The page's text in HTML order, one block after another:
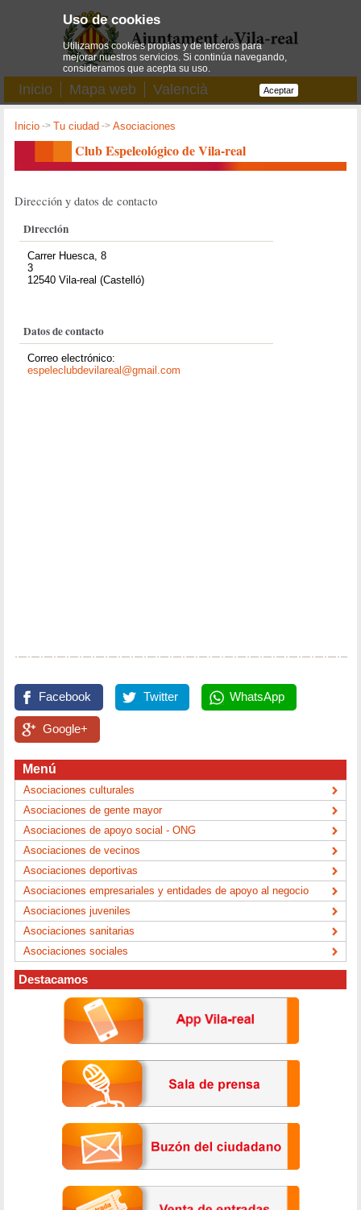
Inicio Mapa web Valencià
Inicio ->Tu ciudad ->Asociaciones
Club Espeleológico de Vila-real
Dirección y datos de contacto
Dirección
Carrer Huesca, 8
3
12540 Vila-real (Castelló)
Datos de contacto
Correo electrónico:
espeleclubdevilareal@gmail.com
Facebook Twitter WhatsApp
Google+
Menú
Asociaciones culturales
Asociaciones de gente mayor
Asociaciones de apoyo social - ONG
Asociaciones de vecinos
Asociaciones deportivas
Asociaciones empresariales y entidades de apoyo al negocio
Asociaciones juveniles
Asociaciones sanitarias
Asociaciones sociales
Destacamos
Uso de cookies
Utilizamos cookies propias y de terceros para
mejorar nuestros servicios. Si continúa navegando,
consideramos que acepta su uso.
Aceptar